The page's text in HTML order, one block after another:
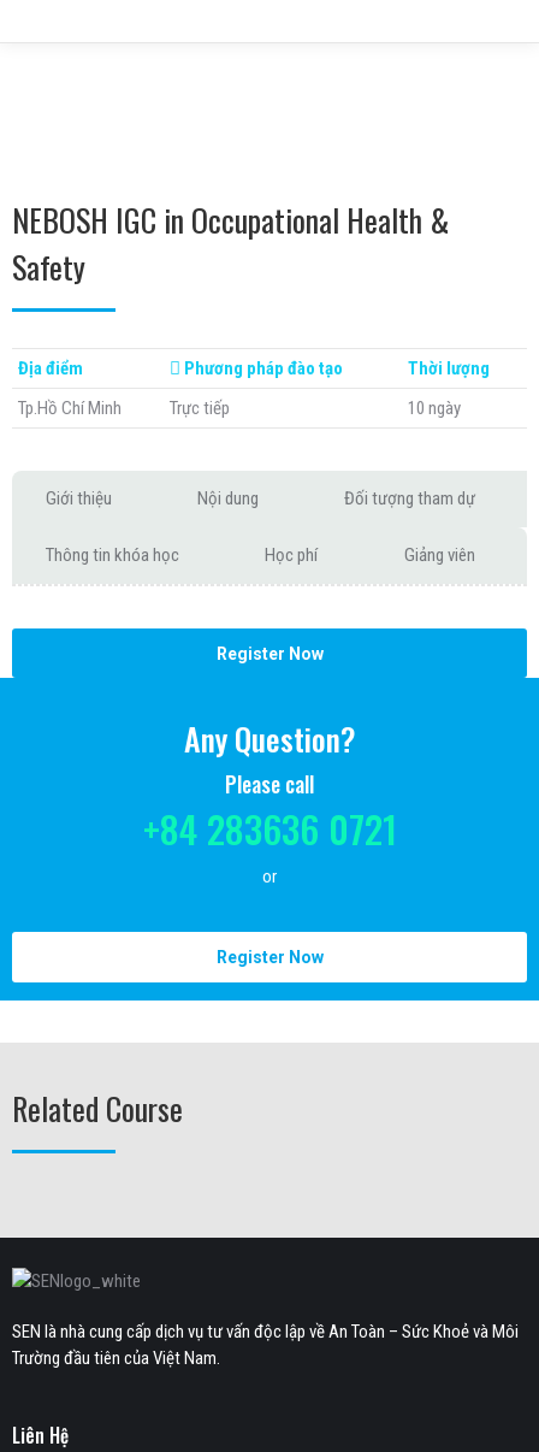
NEBOSH IGC in Occupational Health &
Safety
Địa điểm Phương pháp đào tạo
Thời lượng
Tp.Hồ Chí Minh
Trực tiếp 10 ngày
Giới thiệu Nội dung Đối tượng tham dự
Thông tin khóa học Học phí Giảng viên
Register Now
Any Question?
Please call
+84 283636 0721
or
Register Now
Related Course
SEN là nhà cung cấp dịch vụ tư vấn độc lập về An Toàn – Sức Khoẻ và Môi
Trường đầu tiên của Việt Nam.
Liên Hệ